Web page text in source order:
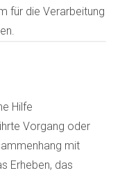
für die Verarbeitung
Hilfe
Vorgang oder
mit
Erheben, das